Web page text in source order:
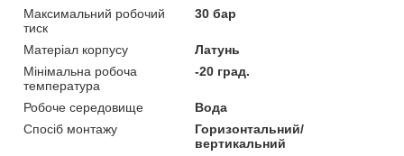
Максимальний робочий
тиск
30 бар
Матеріал корпусу
Латунь
Мінімальна робоча
температура
-20 град.
Робоче середовище
Вода
Спосіб монтажу
Горизонтальний/
вертикальний